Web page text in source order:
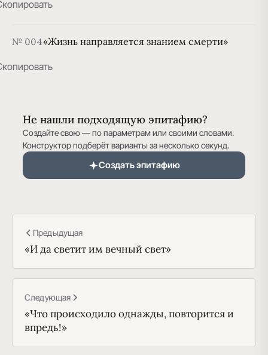
№ 004«Жизнь направляется знанием смерти»
Не нашли подходящую эпитафию?
Создайте свою — по параметрам или своими словами.
Конструктор подберёт варианты за несколько секунд.
Создать эпитафию
Предыдущая
«И да светит им вечный свет»
Следующая
«Что происходило однажды, повторится и
впредь!»